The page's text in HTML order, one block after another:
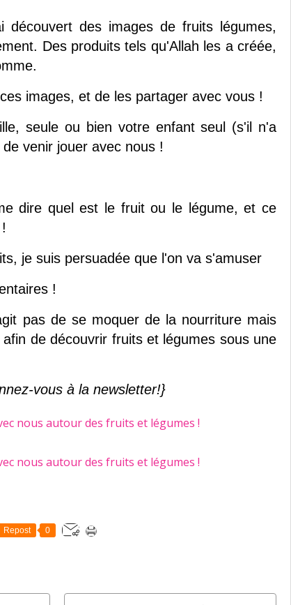
des images de fruits légumes,
Des produits tels qu'Allah les a créée,
images, et de les partager avec vous !
seule ou bien votre enfant seul (s'il n'a
venir jouer avec nous !
dire quel est le fruit ou le légume, et ce
je suis persuadée que l'on va s'amuser
!
pas de se moquer de la nourriture mais
de découvrir fruits et légumes sous une
vous à la newsletter!}
Repost 0